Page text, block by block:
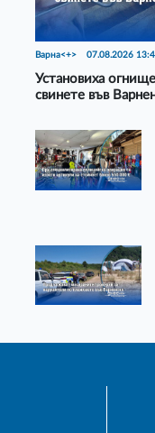
Варна<+> 07.08.2026
Установиха
свинете във